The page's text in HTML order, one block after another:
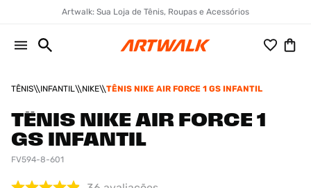
Artwalk: Sua Loja de Tênis, Roupas e Acessórios
TÊNIS INFANTIL NIKE TÊNIS NIKE AIR FORCE 1 GS INFANTIL
TÊNIS NIKE AIR FORCE 1
GS INFANTIL
FV594-8-601